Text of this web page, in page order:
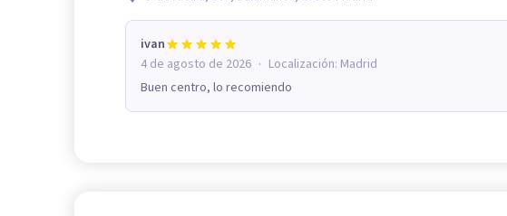
ivan
4 de agosto de 2026 · Localización: Madrid
Buen centro, lo recomiendo